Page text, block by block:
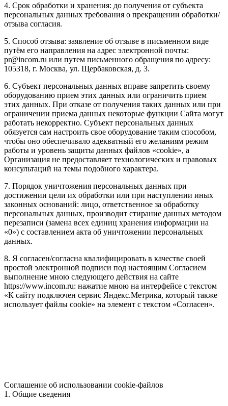
4. Срок обработки и хранения: до получения от субъекта
персональных данных требования о прекращении обработки/
отзыва согласия.
5. Способ отзыва: заявление об отзыве в письменном виде
путём его направления на адрес электронной почты:
pr@incom.ru или путем письменного обращения по адресу:
105318, г. Москва, ул. Щербаковская, д. 3.
6. Субъект персональных данных вправе запретить своему
оборудованию прием этих данных или ограничить прием
этих данных. При отказе от получения таких данных или при
ограничении приема данных некоторые функции Сайта могут
работать некорректно. Субъект персональных данных
обязуется сам настроить свое оборудование таким способом,
чтобы оно обеспечивало адекватный его желаниям режим
работы и уровень защиты данных файлов «cookie», а
Организация не предоставляет технологических и правовых
консультаций на темы подобного характера.
7. Порядок уничтожения персональных данных при
достижении цели их обработки или при наступлении иных
законных оснований: лицо, ответственное за обработку
персональных данных, производит стирание данных методом
перезаписи (замена всех единиц хранения информации на
«0») с составлением акта об уничтожении персональных
данных.
8. Я согласен/согласна квалифицировать в качестве своей
простой электронной подписи под настоящим Согласием
выполнение мною следующего действия на сайте
https://www.incom.ru: нажатие мною на интерфейсе с текстом
«К сайту подключен сервис Яндекс.Метрика, который также
использует файлы cookie» на элемент с текстом «Согласен».
Соглашение об использовании cookie-файлов
1. Общие сведения